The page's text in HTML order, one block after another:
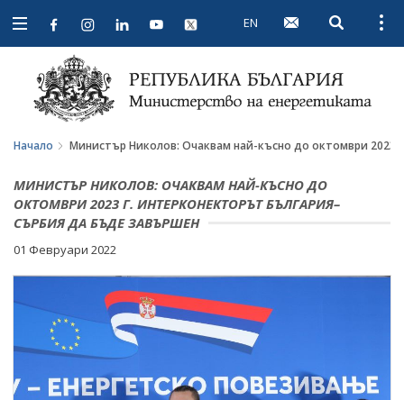
Open
navigation
EN Open
Начало Министър Николов: Очаквам най-късно до октомври 2023
МИНИСТЪР НИКОЛОВ: ОЧАКВАМ НАЙ-КЪСНО ДО
ОКТОМВРИ 2023 Г. ИНТЕРКОНЕКТОРЪТ БЪЛГАРИЯ–
СЪРБИЯ ДА БЪДЕ ЗАВЪРШЕН
01 Февруари 2022